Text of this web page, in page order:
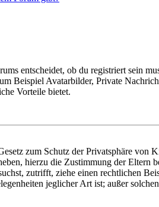
entscheidet, ob du registriert sein
Beispiel Avatarbilder, Private
Vorteile bietet.
zum Schutz der Privatsphäre
hierzu die Zustimmung der Eltern
zutrifft, ziehe einen rechtlichen
jeglicher Art ist; außer